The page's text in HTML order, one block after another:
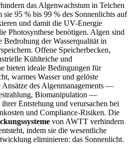
das Algenwachstum in Teichen
sie 95 % bis 99 % des Sonnenlichts auf
und damit die UV-Energie
Photosynthese benötigen. Algen sind
Bedrohung der Wasserqualität in
Offene Speicherbecken,
Kühlteiche und
bieten ideale Bedingungen für
warmes Wasser und gelöste
des Algenmanagements —
Biomanipulation —
Entstehung und verursachen bei
und Compliance-Risiken. Die
von AWTT verhindern
indem sie die wesentliche
eliminieren: das Sonnenlicht.